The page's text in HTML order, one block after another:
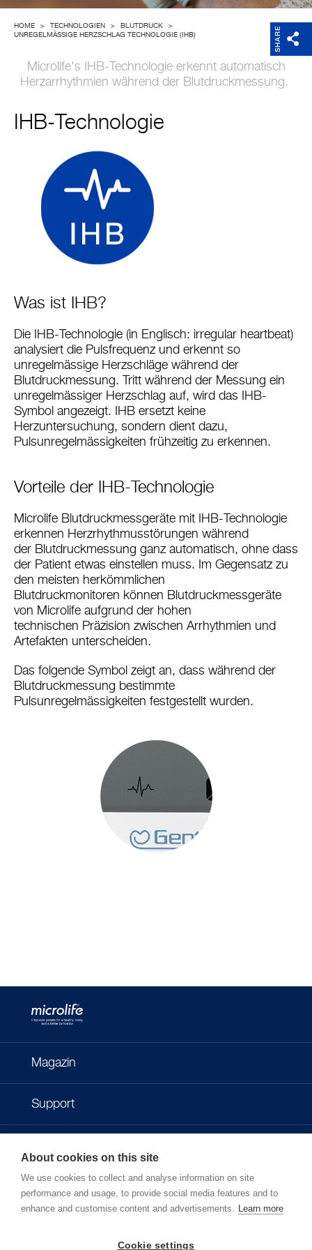
HOME > TECHNOLOGIEN > BLUTDRUCK
>
UNREGELMÄSSIGE HERZSCHLAG TECHNOLOGIE (IHB)
SHARE
Microlife's IHB-Technologie erkennt automatisch
Herzarrhythmien während der Blutdruckmessung.
IHB-Technologie
Was ist IHB?
Die IHB-Technologie (in Englisch: irregular heartbeat)
analysiert die Pulsfrequenz und erkennt so
unregelmässige Herzschläge während der
Blutdruckmessung. Tritt während der Messung ein
unregelmässiger Herzschlag auf, wird das IHB-
Symbol angezeigt. IHB ersetzt keine
Herzuntersuchung, sondern dient dazu,
Pulsunregelmässigkeiten frühzeitig zu erkennen.
Vorteile der IHB-Technologie
Microlife Blutdruckmessgeräte mit IHB-Technologie
erkennen Herzrhythmusstörungen während
der Blutdruckmessung ganz automatisch, ohne dass
der Patient etwas einstellen muss. Im Gegensatz zu
den meisten herkömmlichen
Blutdruckmonitoren können Blutdruckmessgeräte
von Microlife aufgrund der hohen
technischen Präzision zwischen Arrhythmien und
Artefakten unterscheiden.
Das folgende Symbol zeigt an, dass während der
Blutdruckmessung bestimmte
Pulsunregelmässigkeiten festgestellt wurden.
Magazin
Support
Impressum
About cookies on this site
We use cookies to collect and analyse information on site
performance and usage, to provide social media features and to
enhance and customise content and advertisements. Learn more
Cookie settings